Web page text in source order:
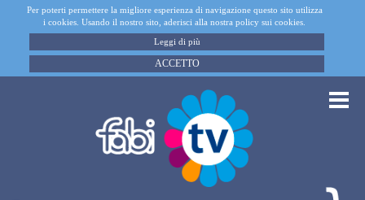
Per poterti permettere la migliore esperienza di navigazione questo sito utilizza
i cookies. Usando il nostro sito, aderisci alla nostra policy sui cookies.
Leggi di più
ACCETTO